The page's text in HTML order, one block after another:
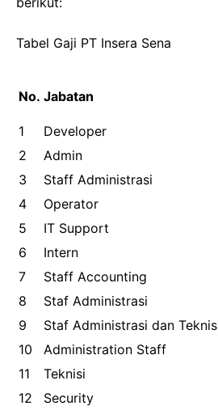
Tabel Gaji PT Insera Sena
No. Jabatan
1
Developer
2
Admin
3
Staff Administrasi
4
Operator
5
IT Support
6
Intern
7
Staff Accounting
8
Staf Administrasi
9
Staf Administrasi dan Teknis
10
Administration Staff
11
Teknisi
12
Security